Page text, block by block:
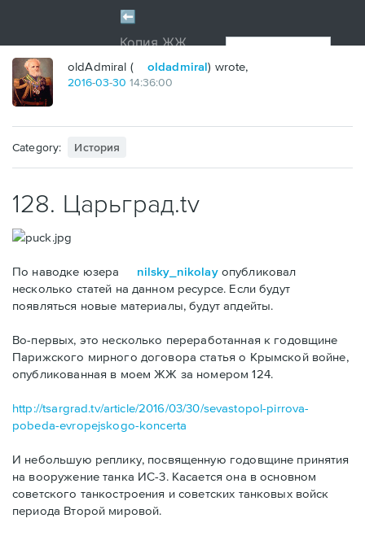
oldAdmiral ( oldadmiral) wrote,
2016-03-30 14:36:00
Category: История
128. Царьград.tv
По наводке юзера nilsky_nikolayопубликовал
несколько статей на данном ресурсе. Если будут
появляться новые материалы, будут апдейты.
Во-первых, это несколько переработанная к годовщине
Парижского мирного договора статья о Крымской войне,
опубликованная в моем ЖЖ за номером 124.
http://tsargrad.tv/article/2016/03/30/sevastopol-pirrova-
pobeda-evropejskogo-koncerta
И небольшую реплику, посвященную годовщине принятия
на вооружение танка ИС-3. Касается она в основном
советского танкостроения и советских танковых войск
периода Второй мировой.